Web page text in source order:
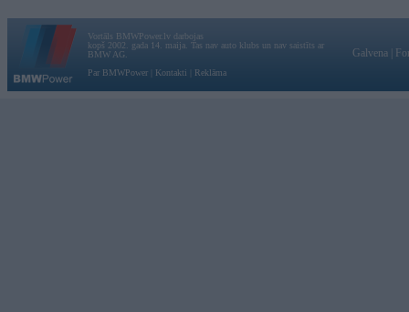
Vortāls BMWPower.lv darbojas
kopš 2002. gada 14. maija. Tas nav auto klubs un nav saistīts ar
BMW AG.
Par BMWPower
Kontakti Reklāma
Galvena